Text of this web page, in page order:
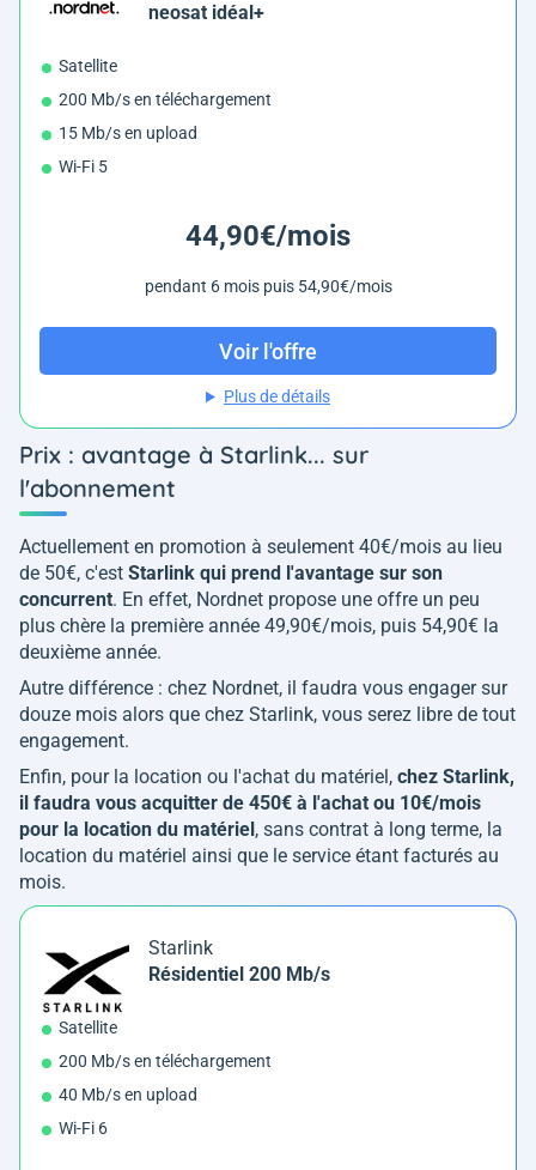
neosat idéal+
Satellite
200 Mb/s en téléchargement
15 Mb/s en upload
Wi-Fi 5
44,90€/mois
pendant 6 mois puis 54,90€/mois
Voir l'offre
Plus de détails
Prix : avantage à Starlink... sur
l'abonnement
Actuellement en promotion à seulement 40€/mois au lieu
de 50€, c'est Starlink qui prend l'avantage sur son
concurrent. En effet, Nordnet propose une offre un peu
plus chère la première année 49,90€/mois, puis 54,90€ la
deuxième année.
Autre différence : chez Nordnet, il faudra vous engager sur
douze mois alors que chez Starlink, vous serez libre de tout
engagement.
Enfin, pour la location ou l'achat du matériel, chez Starlink,
il faudra vous acquitter de 450€ à l'achat ou 10€/mois
pour la location du matériel , sans contrat à long terme, la
location du matériel ainsi que le service étant facturés au
mois.
Starlink
Résidentiel 200 Mb/s
Satellite
200 Mb/s en téléchargement
40 Mb/s en upload
Wi-Fi 6